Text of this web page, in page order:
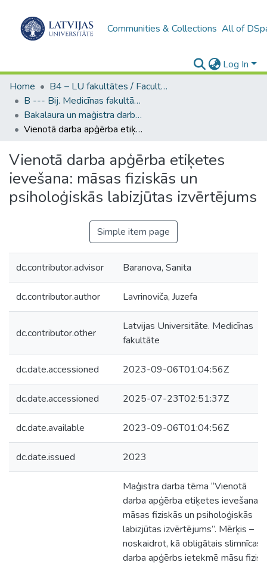
Communities & Collections All of
Log In
Home
B4 – LU fakultātes / Faculties of the UL
B --- Bij. Medicīnas fakultātes studentu noslēguma darbi / Faculty of Medicine - Graduate works
Bakalaura un maģistra darbi (MF) / Bachelor's and Master's theses
Vienotā darba apģērba etiķetes ievešana: māsas fiziskās un psiholoģiskās labizjūtas izvērtējums
Vienotā darba apģērba etiķetes
ievešana: māsas fiziskās un
psiholoģiskās labizjūtas izvērtējums
Simple item page
dc.contributor.advisor Baranova, Sanita
dc.contributor.author Lavrinoviča, Juzefa
dc.contributor.other
Latvijas Universitāte. Medicīnas
fakultāte
dc.date.accessioned 2023-09-06T01:04:56Z
dc.date.accessioned 2025-07-23T02:51:37Z
dc.date.available 2023-09-06T01:04:56Z
dc.date.issued 2023
Maģistra darba tēma “Vienotā
darba apģērba etiķetes ievešana:
māsas fiziskās un psiholoģiskās
labizjūtas izvērtējums”. Mērķis –
noskaidrot, kā obligātais slimnīcas
darba apģērbs ietekmē māsu